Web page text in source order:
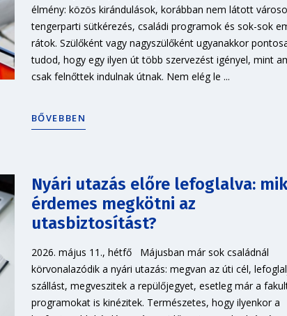
élmény: közös kirándulások, korábban nem látott
tengerparti sütkérezés, családi programok és sok-sok
rátok. Szülőként vagy nagyszülőként ugyanakkor
tudod, hogy egy ilyen út több szervezést igényel, mint
csak felnőttek indulnak útnak. Nem elég le ...
BŐVEBBEN
Nyári utazás előre lefoglalva:
érdemes megkötni az
utasbiztosítást?
2026. május 11., hétfő Májusban már sok családnál
körvonalazódik a nyári utazás: megvan az úti cél,
szállást, megveszitek a repülőjegyet, esetleg már a
programokat is kinézitek. Természetes, hogy ilyenkor a